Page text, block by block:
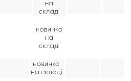
на
складі
новинка
на
складі
новинка
на складі